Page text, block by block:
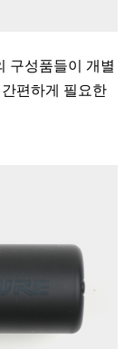
구성품들이 개별
편하게 필요한